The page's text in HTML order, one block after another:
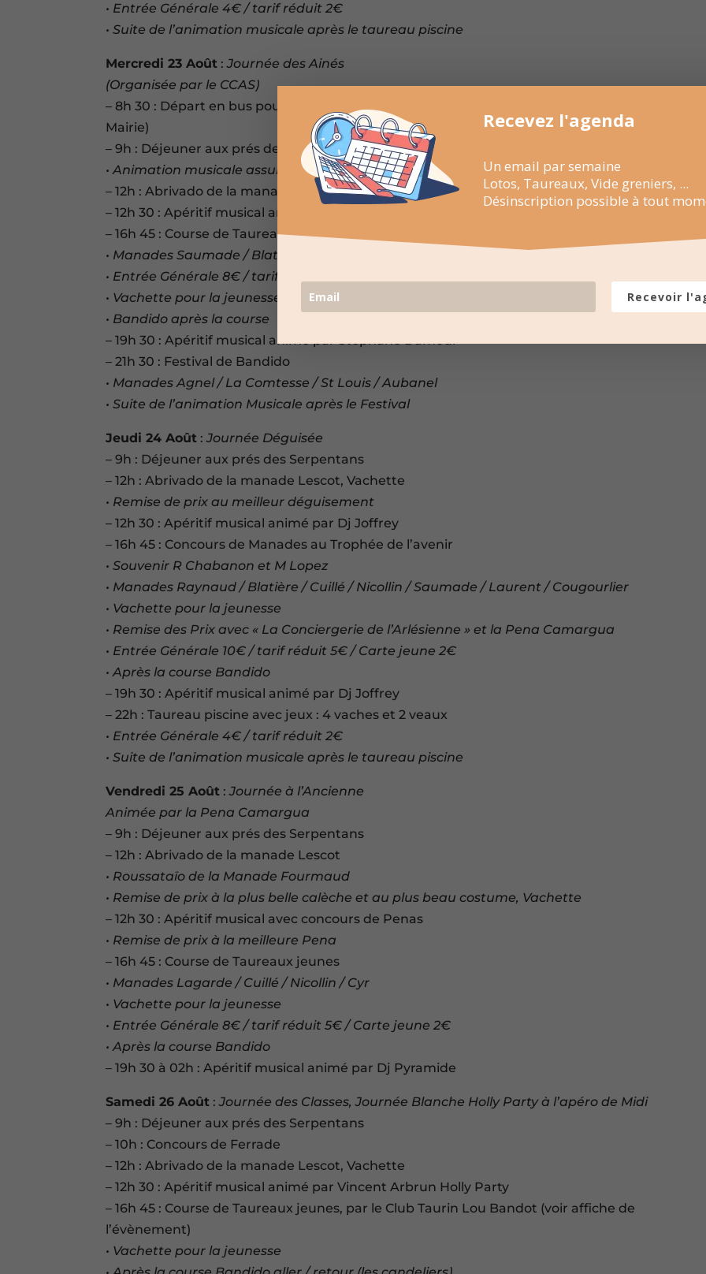
• Entrée Générale 4€ / tarif réduit 2€
• Suite de l’animation musicale après le taureau piscine
Mercredi 23 Août :Journée des Ainés
(Organisée par le CCAS)
– 8h 30 : Départ en bus pour les prés (Inscriptions pour le bus et le repas auprès de la
Mairie)
– 9h : Déjeuner aux prés de la Manade Agnel
• Animation musicale assurée par la Pena Mistral
– 12h : Abrivado de la manade Lescot, Vachette
– 12h 30 : Apéritif musical animé par Stéphane Damour
– 16h 45 : Course de Taureaux jeunes
• Manades Saumade / Blatière / Mailhan / La Vidourlenque
• Entrée Générale 8€ / tarif réduit 5€ / Carte jeune 2€
• Vachette pour la jeunesse
• Bandido après la course
– 19h 30 : Apéritif musical animé par Stéphane Damour
– 21h 30 : Festival de Bandido
• Manades Agnel / La Comtesse / St Louis / Aubanel
• Suite de l’animation Musicale après le Festival
Jeudi 24 Août :Journée Déguisée
– 9h : Déjeuner aux prés des Serpentans
– 12h : Abrivado de la manade Lescot, Vachette
• Remise de prix au meilleur déguisement
– 12h 30 : Apéritif musical animé par Dj Joffrey
– 16h 45 : Concours de Manades au Trophée de l’avenir
• Souvenir R Chabanon et M Lopez
• Manades Raynaud / Blatière / Cuillé / Nicollin / Saumade / Laurent / Cougourlier
• Vachette pour la jeunesse
• Remise des Prix avec « La Conciergerie de l’Arlésienne » et la Pena Camargua
• Entrée Générale 10€ / tarif réduit 5€ / Carte jeune 2€
• Après la course Bandido
– 19h 30 : Apéritif musical animé par Dj Joffrey
– 22h : Taureau piscine avec jeux : 4 vaches et 2 veaux
• Entrée Générale 4€ / tarif réduit 2€
• Suite de l’animation musicale après le taureau piscine
Vendredi 25 Août :Journée à l’Ancienne
Animée par la Pena Camargua
– 9h : Déjeuner aux prés des Serpentans
– 12h : Abrivado de la manade Lescot
• Roussataïo de la Manade Fourmaud
• Remise de prix à la plus belle calèche et au plus beau costume, Vachette
– 12h 30 : Apéritif musical avec concours de Penas
• Remise de prix à la meilleure Pena
– 16h 45 : Course de Taureaux jeunes
• Manades Lagarde / Cuillé / Nicollin / Cyr
• Vachette pour la jeunesse
• Entrée Générale 8€ / tarif réduit 5€ / Carte jeune 2€
• Après la course Bandido
– 19h 30 à 02h : Apéritif musical animé par Dj Pyramide
Samedi 26 Août :Journée des Classes, Journée Blanche Holly Party à l’apéro de Midi
– 9h : Déjeuner aux prés des Serpentans
– 10h : Concours de Ferrade
– 12h : Abrivado de la manade Lescot, Vachette
– 12h 30 : Apéritif musical animé par Vincent Arbrun Holly Party
– 16h 45 : Course de Taureaux jeunes, par le Club Taurin Lou Bandot (voir affiche de
l’évènement)
• Vachette pour la jeunesse
Recevez l'agenda
Un email par semaine
Lotos, Taureaux, Vide greniers, ...
Désinscription possible à tout
Recevoir